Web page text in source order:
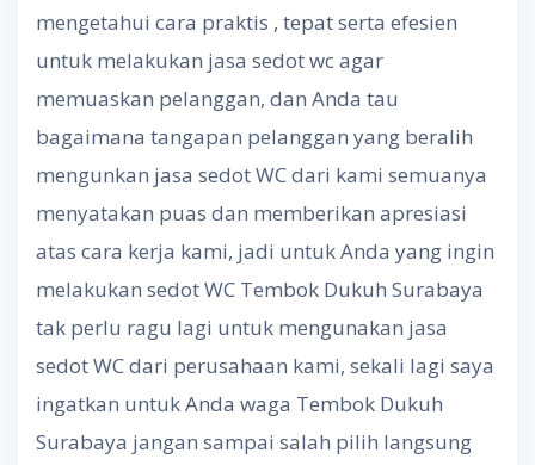
mengetahui cara praktis , tepat serta efesien
untuk melakukan jasa sedot wc agar
memuaskan pelanggan, dan Anda tau
bagaimana tangapan pelanggan yang beralih
mengunkan jasa sedot WC dari kami semuanya
menyatakan puas dan memberikan apresiasi
atas cara kerja kami, jadi untuk Anda yang ingin
melakukan sedot WC Tembok Dukuh Surabaya
tak perlu ragu lagi untuk mengunakan jasa
sedot WC dari perusahaan kami, sekali lagi saya
ingatkan untuk Anda waga Tembok Dukuh
Surabaya jangan sampai salah pilih langsung